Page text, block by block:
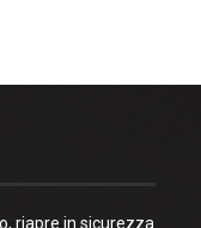
riapre in sicurezza